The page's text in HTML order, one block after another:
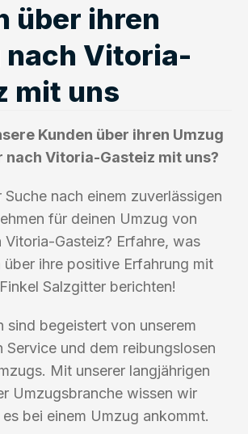
über ihren
nach Vitoria-
mit uns
Kunden über ihren Umzug
nach Vitoria-Gasteiz mit uns?
nach einem zuverlässigen
für deinen Umzug von
Vitoria-Gasteiz? Erfahre, was
über ihre positive Erfahrung mit
Salzgitter berichten!
sind begeistert von unserem
Service und dem reibungslosen
Mit unserer langjährigen
Umzugsbranche wissen wir
bei einem Umzug ankommt.